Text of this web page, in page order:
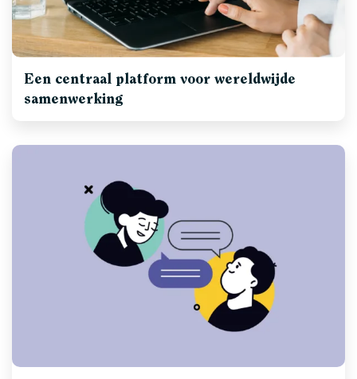
Een centraal platform voor wereldwijde
samenwerking